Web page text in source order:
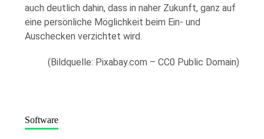
auch deutlich dahin, dass in naher Zukunft, ganz auf
eine persönliche Möglichkeit beim Ein- und
Auschecken verzichtet wird.
(Bildquelle: Pixabay.com – CC0 Public Domain)
Software